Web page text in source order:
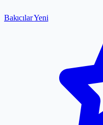
BakıcılarYeni